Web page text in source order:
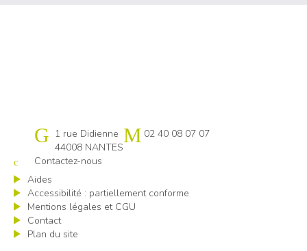
Cap emploi 44
1 rue Didienne
44008 NANTES
02 40 08 07 07
Contactez-nous
Aides
Accessibilité : partiellement conforme
Mentions légales et CGU
Contact
Plan du site